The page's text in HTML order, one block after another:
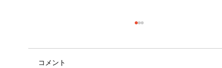
コメント